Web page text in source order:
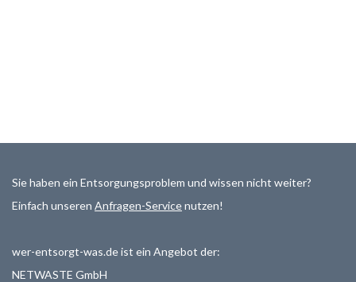
Sie haben ein Entsorgungsproblem und wissen nicht weiter?
Einfach unseren Anfragen-Servicenutzen!
wer-entsorgt-was.de ist ein Angebot der:
NETWASTE GmbH